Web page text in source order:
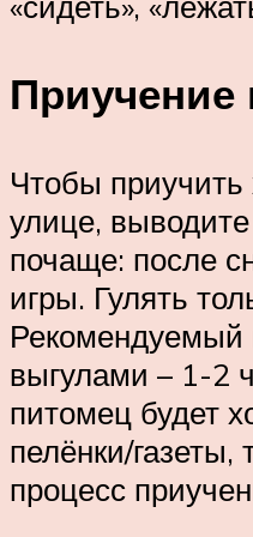
Приучение
Чтобы приучить
улице,
почаще: после
игры. Гулять
Рекомендуемый
выгулами – 1-2
питомец будет
пелёнки/
процесс